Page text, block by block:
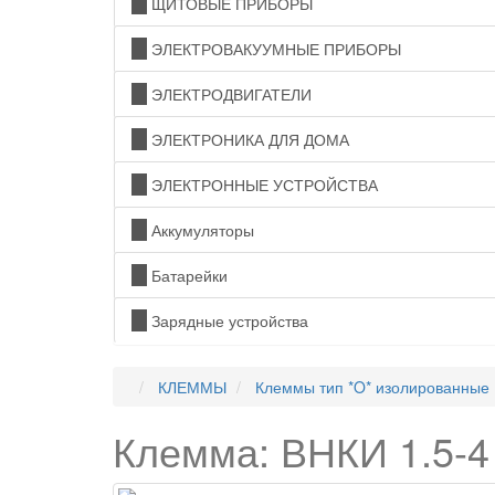
ЭЛЕКТРОВАКУУМНЫЕ ПРИБОРЫ
ЭЛЕКТРОДВИГАТЕЛИ
ЭЛЕКТРОНИКА ДЛЯ ДОМА
ЭЛЕКТРОННЫЕ УСТРОЙСТВА
Аккумуляторы
Батарейки
Зарядные устройства
КЛЕММЫ Клеммы тип *O* изолированные
Клемма: ВНКИ 1.5-4